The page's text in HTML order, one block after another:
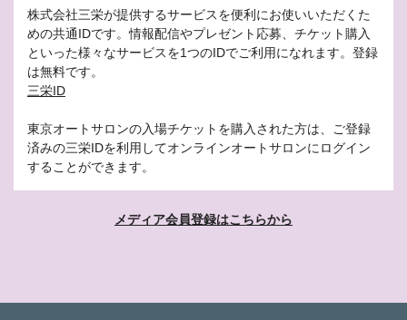
株式会社三栄が提供するサービスを便利にお使いいただくた
めの共通IDです。情報配信やプレゼント応募、チケット購入
といった様々なサービスを1つのIDでご利用になれます。登録
は無料です。
三栄ID
東京オートサロンの入場チケットを購入された方は、ご登録
済みの三栄IDを利用してオンラインオートサロンにログイン
することができます。
メディア会員登録はこちらから